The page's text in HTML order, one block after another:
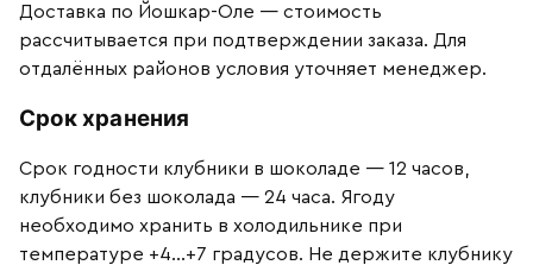
Доставка по Йошкар-Оле — стоимость
рассчитывается при подтверждении заказа. Для
отдалённых районов условия уточняет менеджер.
Срок хранения
Срок годности клубники в шоколаде — 12 часов,
клубники без шоколада — 24 часа. Ягоду
необходимо хранить в холодильнике при
температуре +4…+7 градусов. Не держите клубнику